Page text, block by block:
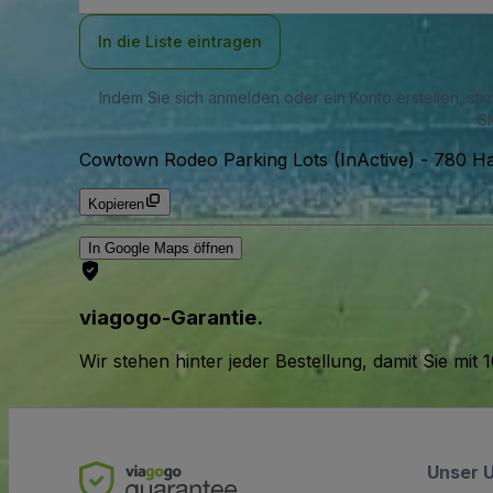
In die Liste eintragen
Indem Sie sich anmelden oder ein Konto erstellen,
Cowtown Rodeo Parking Lots (InActive) -780
Kopieren
In Google Maps öffnen
viagogo-Garantie.
Wir stehen hinter jeder Bestellung, damit Sie
Unser